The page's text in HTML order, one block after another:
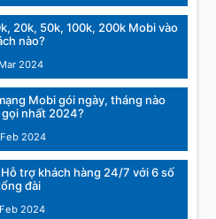
20k, 50k, 100k, 200k Mobi vào
nào?
2024
Mobi gói ngày, tháng nào
nhất 2024?
2024
trợ khách hàng 24/7 với 6 số
đài
2024